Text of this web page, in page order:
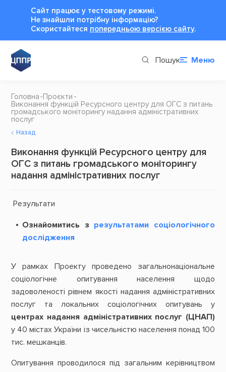
Сайт працює у тестовому режимі.
Не знайшли потрібну інформацію?
Cкористайтеся попередньою версією сайту.
Пошук Меню
Головна Проєкти
Виконання функцій Ресурсного центру для ОГС з питань
громадського моніторингу надання адміністративних
послуг
Назад
Виконання функцій Ресурсного центру для
ОГС з питань громадського моніторингу
надання адміністративних послуг
Результати
Ознайомитись з результатами соціологічного
дослідження
У рамках Проекту проведено загальнонаціональне
соціологічне опитування населення щодо
задоволеності рівнем якості надання адміністративних
послуг та локальних соціологічних опитувань у
центрах надання адміністративних послуг (ЦНАП)
у 40 містах України із чисельністю населення понад 100
тис. мешканців.
Опитування проводилося під загальним керівництвом